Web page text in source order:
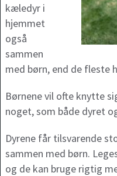
kæledyr i
hjemmet
også
sammen
med børn, end de fleste
Børnene vil ofte knytte
noget, som både dyret
Dyrene får tilsvarende
sammen med børn.
og de kan bruge rigtig